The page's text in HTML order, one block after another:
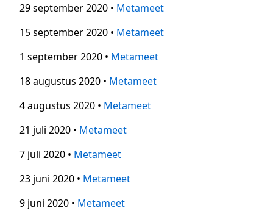
29 september 2020 • Metameet
15 september 2020 • Metameet
1 september 2020 • Metameet
18 augustus 2020 • Metameet
4 augustus 2020 • Metameet
21 juli 2020 • Metameet
7 juli 2020 • Metameet
23 juni 2020 • Metameet
9 juni 2020 • Metameet